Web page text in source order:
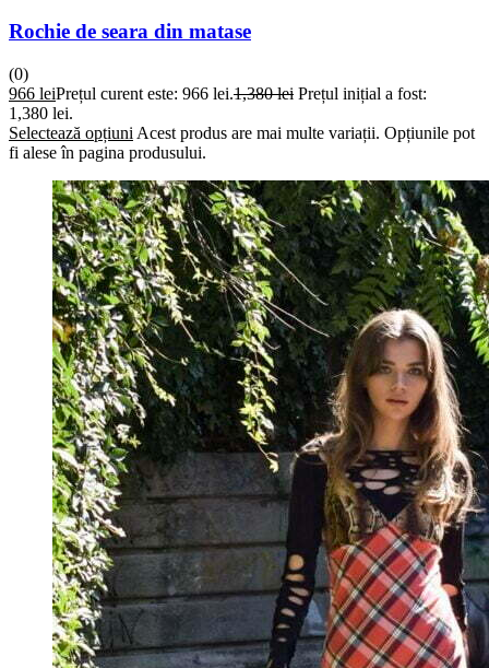
Rochie de seara din matase
(0)
966 leiPrețul curent este: 966 lei.1,380lei Prețul inițial a fost:
1,380 lei.
Selectează opțiuni Acest produs are mai multe variații. Opțiunile pot
fi alese în pagina produsului.